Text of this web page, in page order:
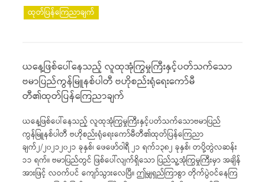
ထုတ်ပြန်ကြေညာချက်
ယနေ့ဖြစ်ပေါ်နေသည့် လူထုအုံကြွမှုကြီးနှင့်ပတ်သက်သော
ဗမာပြည်ကွန်မြူနစ်ပါတီ ဗဟိုစည်းရုံရေးကော်မီ
တီ၏ထုတ်ပြန်ကြေညာချက်
ယနေ့ဖြစ်ပေါ်နေသည့် လူထုအုံကြွမှုကြီးနှင့်ပတ်သက်သောဗမာပြည်
ကွန်မြူနစ်ပါတီ ဗဟိုစည်းရုံရေးကော်မီတီ၏ထုတ်ပြန်ကြေညာ
ချက်၂/၂၀၂၁၂၀၂၁ ခုနှစ်၊ ဖေဖော်ဝါရီ ၂၁ ရက်၁၃၈၂ ခုနှစ်၊ တပို့တွဲလဆန်း
၁၁ ရက်။ ဗမာပြည်တွင် ဖြစ်ပေါ်လျက်ရှိသော ပြည်သူ့အုံကြွမှုကြီးမှာ အချိန်
အားဖြင့် လဝက်ပင် ကျော်သွားလေပြီ။ ဤမျှရှည်ကြာစွာ တိုက်ပွဲဝင်နေကြ